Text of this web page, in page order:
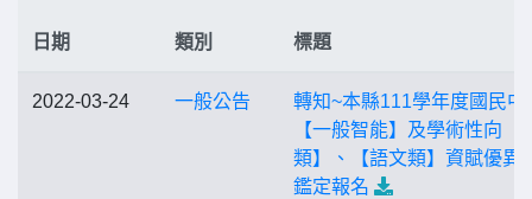
日期 類別 標題
2022-03-24 一般公告
轉知~本縣111學年度國民中
【一般智能】及學術性向【
類】、【語文類】資賦優異
鑑定報名